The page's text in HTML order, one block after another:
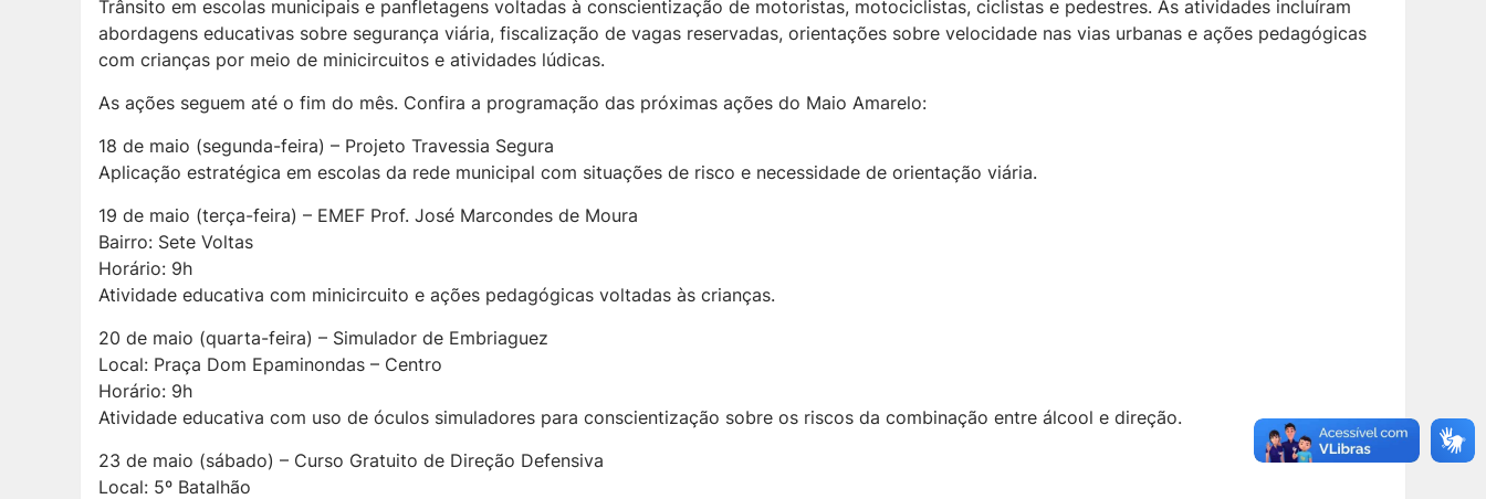
Trânsito em escolas municipais e panfletagens voltadas à conscientização de motoristas, motociclistas, ciclistas e pedestres. As atividades incluíram
abordagens educativas sobre segurança viária, fiscalização de vagas reservadas, orientações sobre velocidade nas vias urbanas e ações pedagógicas
com crianças por meio de minicircuitos e atividades lúdicas.
As ações seguem até o fim do mês. Confira a programação das próximas ações do Maio Amarelo:
18 de maio (segunda-feira) – Projeto Travessia Segura
Aplicação estratégica em escolas da rede municipal com situações de risco e necessidade de orientação viária.
19 de maio (terça-feira) – EMEF Prof. José Marcondes de Moura
Bairro: Sete Voltas
Horário: 9h
Atividade educativa com minicircuito e ações pedagógicas voltadas às crianças.
20 de maio (quarta-feira) – Simulador de Embriaguez
Local: Praça Dom Epaminondas – Centro
Horário: 9h
Atividade educativa com uso de óculos simuladores para conscientização sobre os riscos da combinação entre álcool e direção.
23 de maio (sábado) – Curso Gratuito de Direção Defensiva
Local: 5º Batalhão